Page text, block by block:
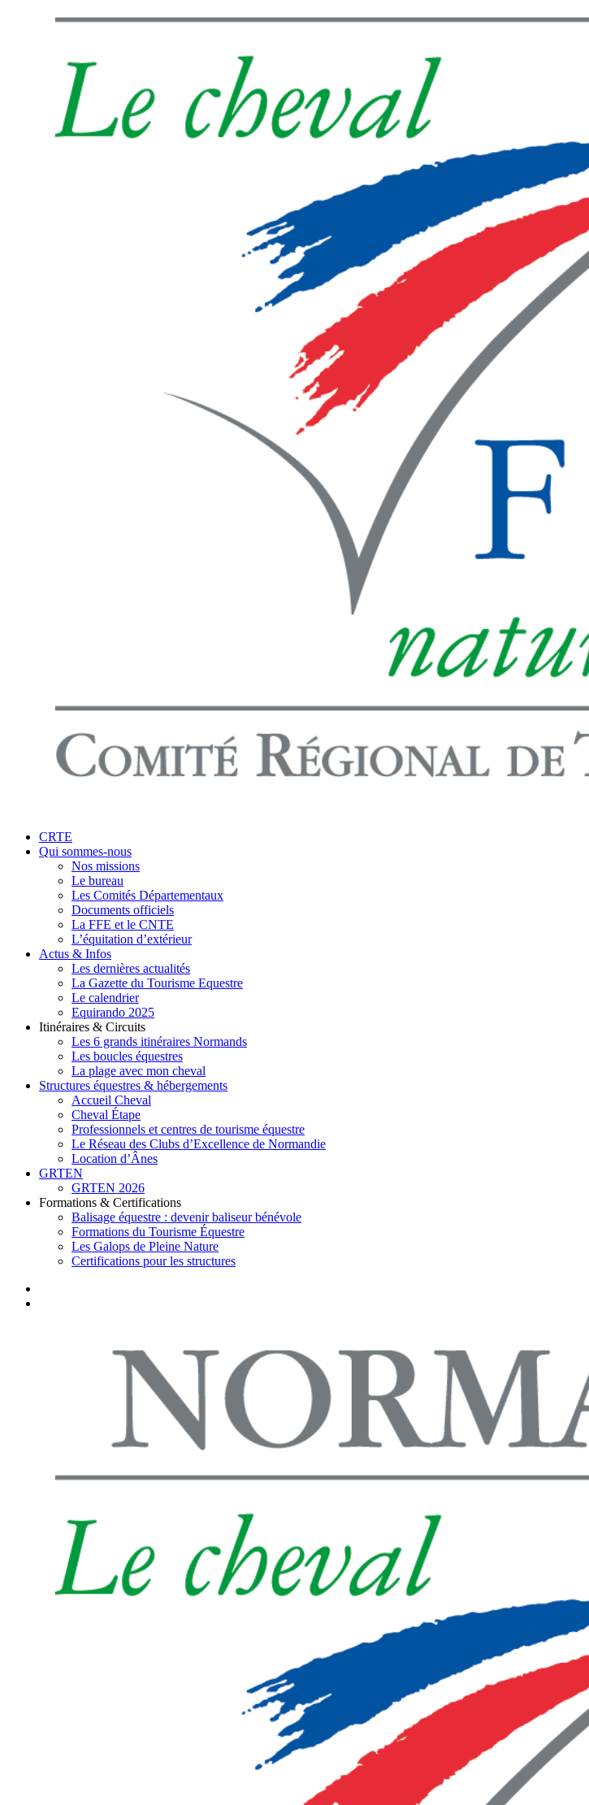
search
Menu
CRTE
Qui sommes-nous
Nos missions
Le bureau
Les Comités Départementaux
Documents officiels
La FFE et le CNTE
L’équitation d’extérieur
Actus & Infos
Les dernières actualités
La Gazette du Tourisme Equestre
Le calendrier
Equirando 2025
Itinéraires & Circuits
Les 6 grands itinéraires Normands
Les boucles équestres
La plage avec mon cheval
Structures équestres & hébergements
Accueil Cheval
Cheval Étape
Professionnels et centres de tourisme équestre
Le Réseau des Clubs d’Excellence de Normandie
Location d’Ânes
GRTEN
GRTEN 2026
Formations & Certifications
Balisage équestre : devenir baliseur bénévole
Formations du Tourisme Équestre
Les Galops de Pleine Nature
Certifications pour les structures